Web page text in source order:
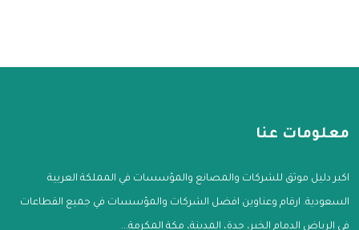
معلومات عنا
اكبر دليل موثق للشركات والمصانع والمؤسسات في المملكة العربية
السعودية. ارقام وعناوين افضل الشركات والمؤسسات في جميع القطاعات
في الرياض الدمام الخبر، جدة، المدينة، مكة المكرمة...